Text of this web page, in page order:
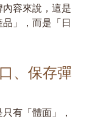
容來說，這是
」，而是「日
、保存彈
有「體面」，